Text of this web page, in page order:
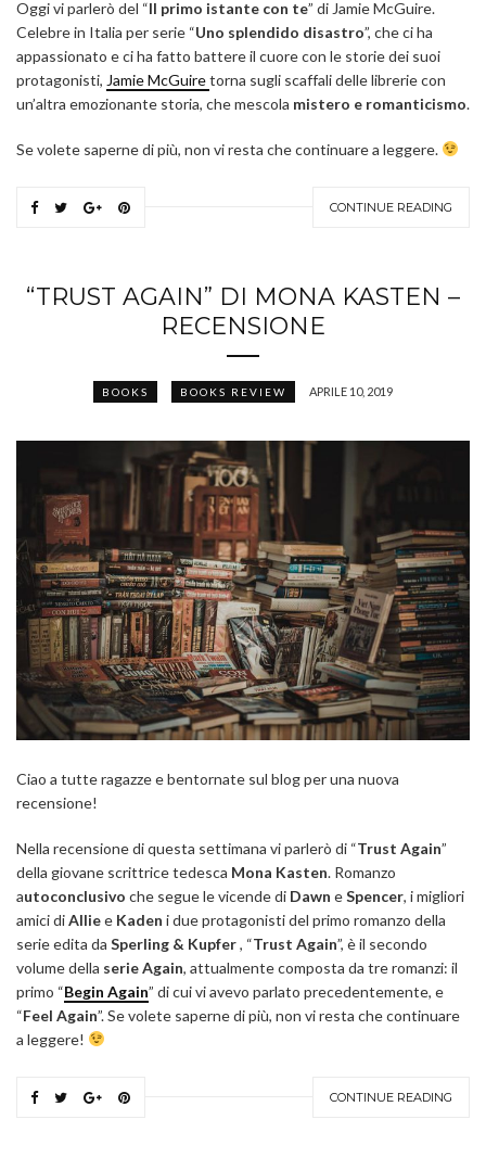
Oggi vi parlerò del “Il primo istante con te” di Jamie McGuire.
Celebre in Italia per serie “Uno splendido disastro”, che ci ha
appassionato e ci ha fatto battere il cuore con le storie dei suoi
protagonisti, Jamie McGuiretorna sugli scaffali delle librerie con
un’altra emozionante storia, che mescola mistero e romanticismo.
Se volete saperne di più, non vi resta che continuare a leggere.
CONTINUE READING
“TRUST AGAIN” DI MONA KASTEN –
RECENSIONE
BOOKS BOOKS REVIEW APRILE 10, 2019
Ciao a tutte ragazze e bentornate sul blog per una nuova
recensione!
Nella recensione di questa settimana vi parlerò di “Trust Again”
della giovane scrittrice tedesca Mona Kasten. Romanzo
autoconclusivo che segue le vicende di Dawn eSpencer, i migliori
amici diAlliee Kaden i due protagonisti del primo romanzo della
serie edita da Sperling & Kupfer, “Trust Again”, è il secondo
volume della serie Again, attualmente composta da tre romanzi: il
primo “Begin Again” di cui vi avevo parlato precedentemente, e
“Feel Again”. Se volete saperne di più, non vi resta che continuare
a leggere!
CONTINUE READING